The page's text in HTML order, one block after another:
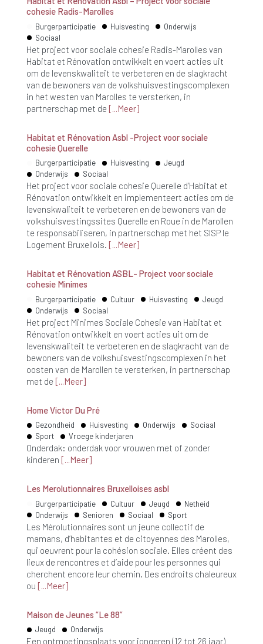
cohesie Radis-Marolles
Burgerparticipatie Huisvesting
Onderwijs
Sociaal
Het project voor sociale cohesie Radis-Marolles van
Habitat et Rénovation ontwikkelt en voert acties uit
om de levenskwaliteit te verbeteren en de slagkracht
van de bewoners van de volkshuisvestingscomplexen
in het westen van Marolles te versterken, in
partnerschap met de
Meer
Habitat et Rénovation Asbl -Project voor sociale
cohesie Querelle
Burgerparticipatie Huisvesting
Jeugd
Onderwijs
Sociaal
Het project voor sociale cohesie Querelle d’Habitat et
Rénovation ontwikkelt en implementeert acties om de
levenskwaliteit te verbeteren en de bewoners van de
volkshuisvestingssites Querelle en Roue in de Marollen
te responsabiliseren, in partnerschap met het SISP le
Logement Bruxellois.
Meer
Habitat et Rénovation ASBL- Project voor sociale
cohesie Minimes
Burgerparticipatie Cultuur Huisvesting
Jeugd
Onderwijs
Sociaal
Het project Minimes Sociale Cohesie van Habitat et
Rénovation ontwikkelt en voert acties uit om de
levenskwaliteit te verbeteren en de slagkracht van de
bewoners van de volkshuisvestingscomplexen in het
oosten van de Marollen te versterken, in partnerschap
met de
Meer
Home Victor Du Pré
Gezondheid Huisvesting Onderwijs
Sociaal
Sport
Vroege kinderjaren
Onderdak: onderdak voor vrouwen met of zonder
kinderen
Meer
Les Merolutionnaires Bruxelloises asbl
Burgerparticipatie Cultuur Jeugd
Netheid
Onderwijs
Senioren Sociaal Sport
Les Mérolutionnaires sont un jeune collectif de
mamans, d’habitantes et de citoyennes des Marolles,
qui oeuvrent pour la cohésion sociale. Elles créent des
lieux de rencontres et d’aide pour les personnes qui
cherchent encore leur chemin. Des endroits chaleureux
ou
Meer
Maison de Jeunes “Le 88”
Jeugd Onderwijs
Een ontmoetingsplaats voor jongeren (12 tot 26 jaar)